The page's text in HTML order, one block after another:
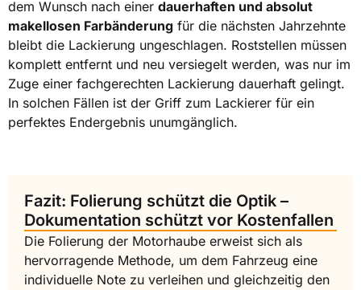
dem Wunsch nach einer dauerhaften und absolut
makellosen Farbänderung für die nächsten Jahrzehnte
bleibt die Lackierung ungeschlagen. Roststellen müssen
komplett entfernt und neu versiegelt werden, was nur im
Zuge einer fachgerechten Lackierung dauerhaft gelingt.
In solchen Fällen ist der Griff zum Lackierer für ein
perfektes Endergebnis unumgänglich.
Fazit: Folierung schützt die Optik –
Dokumentation schützt vor Kostenfallen
Die Folierung der Motorhaube erweist sich als
hervorragende Methode, um dem Fahrzeug eine
individuelle Note zu verleihen und gleichzeitig den